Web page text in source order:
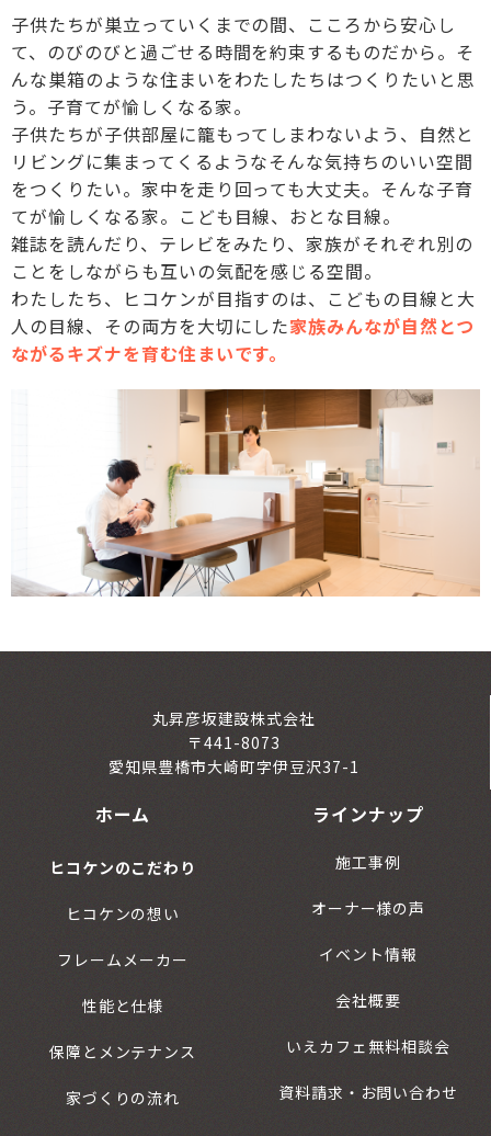
子供たちが巣立っていくまでの間、こころから安心し
て、のびのびと過ごせる時間を約束するものだから。そ
んな巣箱のような住まいをわたしたちはつくりたいと思
う。子育てが愉しくなる家。
子供たちが子供部屋に籠もってしまわないよう、自然と
リビングに集まってくるようなそんな気持ちのいい空間
をつくりたい。家中を走り回っても大丈夫。そんな子育
てが愉しくなる家。こども目線、おとな目線。
雑誌を読んだり、テレビをみたり、家族がそれぞれ別の
ことをしながらも互いの気配を感じる空間。
わたしたち、ヒコケンが目指すのは、こどもの目線と大
人の目線、その両方を大切にした家族みんなが自然とつ
ながるキズナを育む住まいです。
丸昇彦坂建設株式会社
〒441-8073
愛知県豊橋市大崎町字伊豆沢37-1
ホーム
ヒコケンのこだわり
ヒコケンの想い
フレームメーカー
性能と仕様
保障とメンテナンス
家づくりの流れ
ラインナップ
施工事例
オーナー様の声
イベント情報
会社概要
いえカフェ無料相談会
資料請求・お問い合わせ